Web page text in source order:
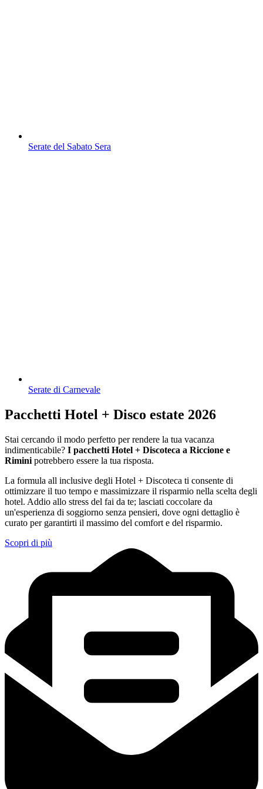
Serate del Sabato Sera
Serate di Carnevale
Pacchetti Hotel + Disco estate 2026
Stai cercando il modo perfetto per rendere la tua vacanza
indimenticabile? I pacchetti Hotel + Discoteca a Riccione e
Rimini potrebbero essere la tua risposta.
La formula all inclusive degli Hotel + Discoteca ti consente di
ottimizzare il tuo tempo e massimizzare il risparmio nella scelta degli
hotel. Addio allo stress del fai da te; lasciati coccolare da
un'esperienza di soggiorno senza pensieri, dove ogni dettaglio è
curato per garantirti il massimo del comfort e del risparmio.
Scopri di più